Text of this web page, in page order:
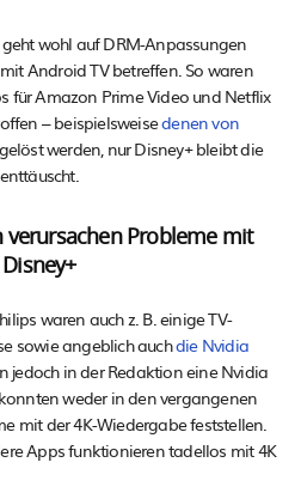
wohl auf DRM-Anpassungen
Android TV betreffen. So waren
für Amazon Prime Video und Netflix
– beispielsweisedenen von
werden, nur Disney+ bleibt die
verursachen Probleme mit
Disney+
waren auch z. B. einige TV-
sowie angeblich auchdie Nvidia
jedoch in der Redaktion eine Nvidia
weder in den vergangenen
mit der 4K-Wiedergabe feststellen.
Apps funktionieren tadellos mit 4K